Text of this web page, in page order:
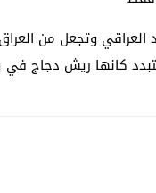
وتجعل من العراق
كانها ريش دجاج